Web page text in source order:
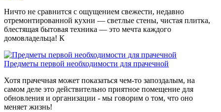
Ничто не сравнится с ощущением свежести, недавно
отремонтированной кухни — светлые стены, чистая плитка,
блестящая бытовая техника — это мечта каждого
домовладельца! К
Предметы первой необходимости для прачечной
Хотя прачечная может показаться чем-то запоздалым, на
самом деле это действительно приятное помещение для
обновления и организации - мы говорим о том, что оно
меняет жизнь!